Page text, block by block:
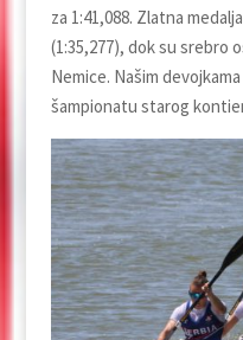
za 1:41,088. Zlatna
(1:35,277), dok su srebro
Nemice. Našim
šampionatu starog